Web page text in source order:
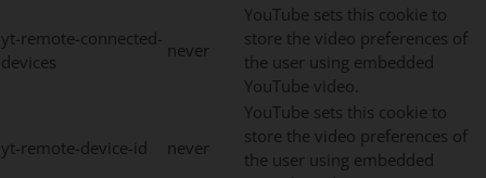
yt-remote-connected-
devices
never
YouTube sets this cookie to
store the video preferences of
the user using embedded
YouTube video.
yt-remote-device-id never
YouTube sets this cookie to
store the video preferences of
the user using embedded